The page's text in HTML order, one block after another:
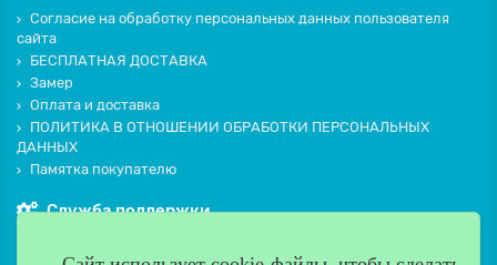
Согласие на обработку персональных данных пользователя
сайта
БЕСПЛАТНАЯ ДОСТАВКА
Замер
Оплата и доставка
ПОЛИТИКА В ОТНОШЕНИИ ОБРАБОТКИ ПЕРСОНАЛЬНЫХ
ДАННЫХ
Памятка покупателю
Служба поддержки